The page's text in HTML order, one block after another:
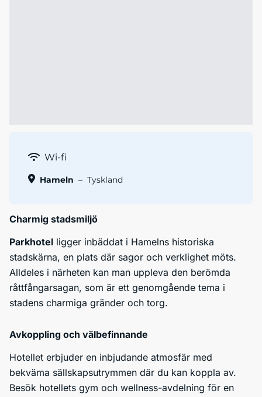
Wi-fi
Hameln – Tyskland
Charmig stadsmiljö
Parkhotel ligger inbäddat i Hamelns historiska
stadskärna, en plats där sagor och verklighet möts.
Alldeles i närheten kan man uppleva den berömda
råttfångarsagan, som är ett genomgående tema i
stadens charmiga gränder och torg.
Avkoppling och välbefinnande
Hotellet erbjuder en inbjudande atmosfär med
bekväma sällskapsutrymmen där du kan koppla av.
Besök hotellets gym och wellness-avdelning för en